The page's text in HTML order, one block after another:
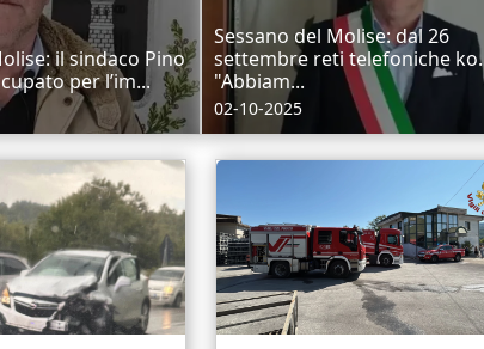
il sindaco Pino
per l’im...
Sessano del Molise: dal 26
settembre reti telefoniche ko.
"Abbiam...
02-10-2025